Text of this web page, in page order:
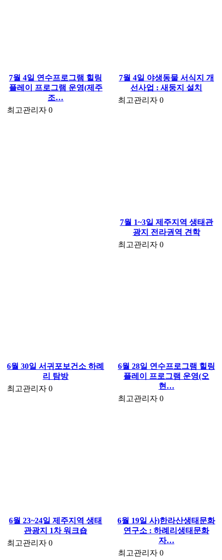
7월 4일 연수프로그램 힐링
플레이 프로그램 운영(제주
조…
최고관리자 0
7월 4일 야생동물 서식지 개
선사업 : 새둥지 설치
최고관리자 0
7월 1~3일 제주지역 생태관
광지 전라권역 견학
최고관리자 0
6월 30일 서귀포보건소 하례
리 탐방
최고관리자 0
6월 28일 연수프로그램 힐링
플레이 프로그램 운영(오
현…
최고관리자 0
6월 23~24일 제주지역 생태
관광지 1차 워크숍
최고관리자 0
6월 19일 사)한라산생태문화
연구소 : 하례리생태문화
자…
최고관리자 0